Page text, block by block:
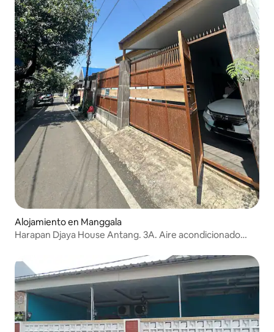
Alojamiento en Manggala
Harapan Djaya House Antang. 3A. Aire acondicionado